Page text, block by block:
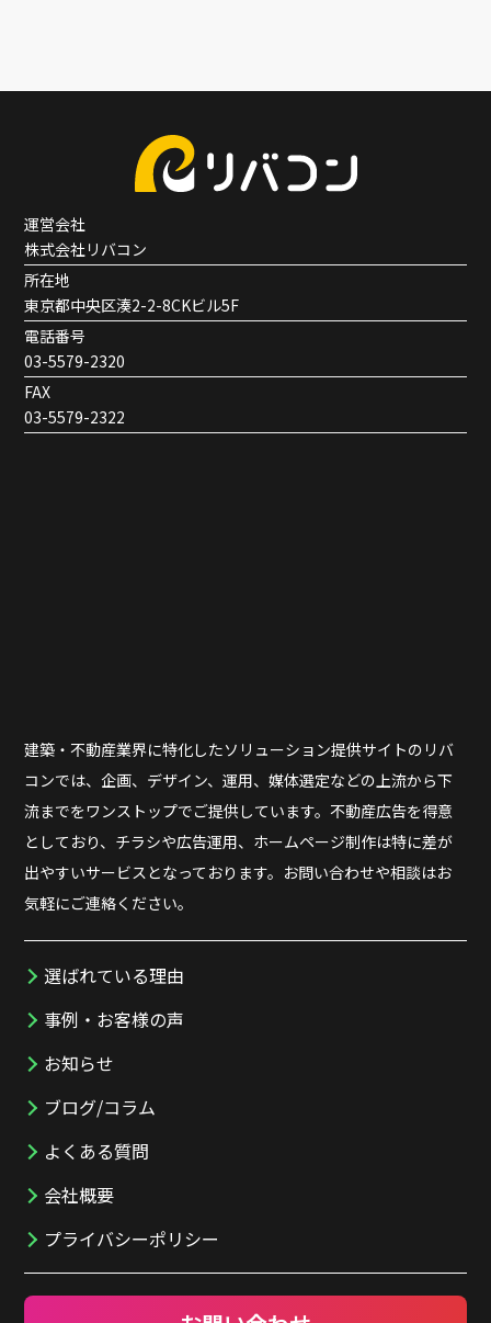
運営会社
株式会社リバコン
所在地
東京都中央区湊2-2-8CKビル5F
電話番号
03-5579-2320
FAX
03-5579-2322
建築・不動産業界に特化したソリューション提供サイトのリバ
コンでは、企画、デザイン、運用、媒体選定などの上流から下
流までをワンストップでご提供しています。不動産広告を得意
としており、チラシや広告運用、ホームページ制作は特に差が
出やすいサービスとなっております。お問い合わせや相談はお
気軽にご連絡ください。
選ばれている理由
事例・お客様の声
お知らせ
ブログ/コラム
よくある質問
会社概要
プライバシーポリシー